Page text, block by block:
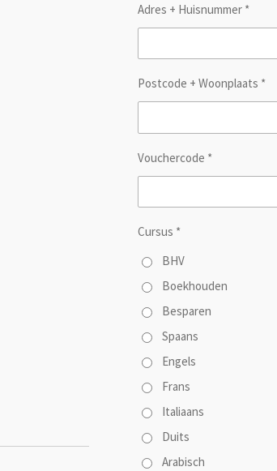
Adres + Huisnummer *
Postcode + Woonplaats *
Vouchercode *
Cursus *
BHV
Boekhouden
Besparen
Spaans
Engels
Frans
Italiaans
Duits
Arabisch